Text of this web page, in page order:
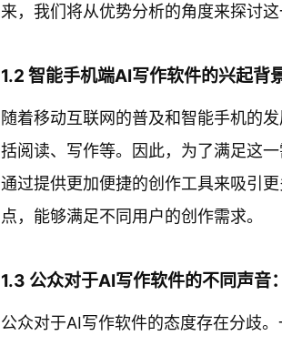
来，我们将从优势分析的角度来探讨这
1.2 智能手机端AI写作软件的兴起背
随着移动互联网的普及和智能手机的
括阅读、写作等。因此，为了满足这
通过提供更加便捷的创作工具来吸引
点，能够满足不同用户的创作需求。
1.3 公众对于AI写作软件的不同声音
公众对于AI写作软件的态度存在分歧